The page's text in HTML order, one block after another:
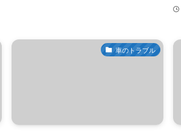
車のトラブル